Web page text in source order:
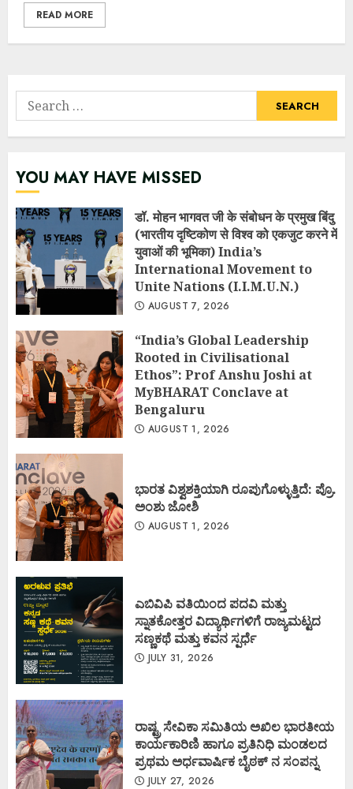
READ MORE
Search
for:
YOU MAY HAVE MISSED
डॉ. मोहन भागवत जी के संबोधन के प्रमुख बिंदु
(भारतीय दृष्टिकोण से विश्व को एकजुट करने में
युवाओं की भूमिका) India’s
International Movement to
Unite Nations (I.I.M.U.N.)
AUGUST 7, 2026
“India’s Global Leadership
Rooted in Civilisational
Ethos”: Prof Anshu Joshi at
MyBHARAT Conclave at
Bengaluru
AUGUST 1, 2026
ಭಾರತ ವಿಶ್ವಶಕ್ತಿಯಾಗಿ ರೂಪುಗೊಳ್ಳುತ್ತಿದೆ: ಪ್ರೊ.
ಅಂಶು ಜೋಶಿ
AUGUST 1, 2026
ಎಬಿವಿಪಿ ವತಿಯಿಂದ ಪದವಿ ಮತ್ತು
ಸ್ನಾತಕೋತ್ತರ ವಿದ್ಯಾರ್ಥಿಗಳಿಗೆ ರಾಜ್ಯಮಟ್ಟದ
ಸಣ್ಣಕಥೆ ಮತ್ತು ಕವನ ಸ್ಪರ್ಧೆ
JULY 31, 2026
ರಾಷ್ಟ್ರ ಸೇವಿಕಾ ಸಮಿತಿಯ ಅಖಿಲ ಭಾರತೀಯ
ಕಾರ್ಯಕಾರಿಣಿ ಹಾಗೂ ಪ್ರತಿನಿಧಿ ಮಂಡಲದ
ಪ್ರಥಮ ಅರ್ಧವಾರ್ಷಿಕ ಬೈಠಕ್ ನ ಸಂಪನ್ನ
JULY 27, 2026